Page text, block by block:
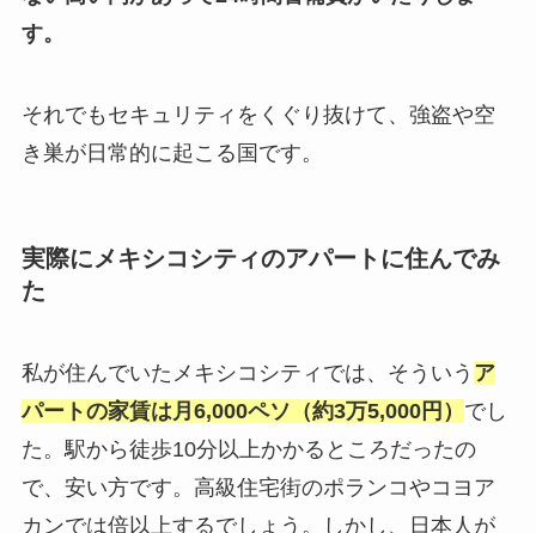
す。
それでもセキュリティをくぐり抜けて、強盗や空
き巣が日常的に起こる国です。
実際にメキシコシティのアパートに住んでみ
た
私が住んでいたメキシコシティでは、そういう ア
パートの家賃は月6,000ペソ（約3万5,000円） でし
た。駅から徒歩10分以上かかるところだったの
で、安い方です。高級住宅街のポランコやコヨア
カンでは倍以上するでしょう。しかし、日本人が